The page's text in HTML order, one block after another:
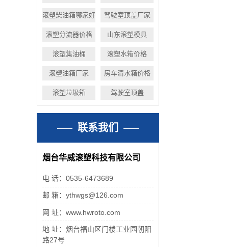
滚塑柴油箱哪家好 驾驶室顶盖厂家
滚塑分流器价格 山东滚塑模具
滚塑集油桶 滚塑水箱价格
滚塑油箱厂家 房车清水箱价格
滚塑垃圾箱 驾驶室顶盖
联系我们
烟台华威滚塑科技有限公司
电 话：0535-6473689
邮 箱：ythwgs@126.com
网 址：www.hwroto.com
地 址：烟台福山区门楼工业园朝阳
路27号